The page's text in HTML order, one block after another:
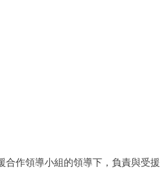
作領導小組的領導下，負責與受援